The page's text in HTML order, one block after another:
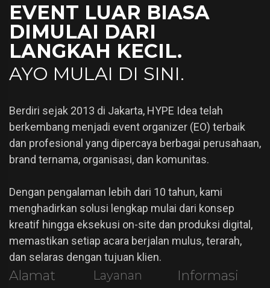
EVENT LUAR BIASA
DIMULAI DARI
LANGKAH KECIL.
AYO MULAI DI SINI.
Berdiri sejak 2013 di Jakarta, HYPE Idea telah
berkembang menjadi event organizer (EO) terbaik
dan profesional yang dipercaya berbagai perusahaan,
brand ternama, organisasi, dan komunitas.
Dengan pengalaman lebih dari 10 tahun, kami
menghadirkan solusi lengkap mulai dari konsep
kreatif hingga eksekusi on-site dan produksi digital,
memastikan setiap acara berjalan mulus, terarah,
dan selaras dengan tujuan klien.
Alamat
Layanan
Informasi